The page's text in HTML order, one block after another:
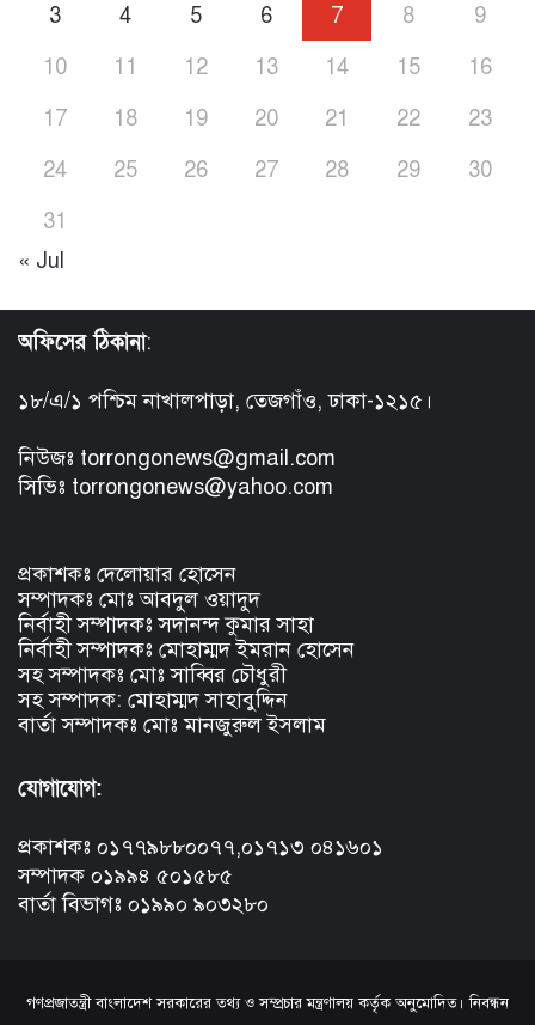
3
4 5 6 7 8
9
10
11 12 13 14 15
16
17
18 19 20 21 22
23
24
25 26 27 28 29
30
31
« Jul
অফিসের ঠিকানা:
১৮/এ/১ পশ্চিম নাখালপাড়া, তেজগাঁও, ঢাকা-১২১৫।
নিউজঃ torrongonews@gmail.com
সিভিঃ torrongonews@yahoo.com
প্রকাশকঃ দেলোয়ার হোসেন
সম্পাদকঃ মোঃ আবদুল ওয়াদুদ
নির্বাহী সম্পাদকঃ সদানন্দ কুমার সাহা
নির্বাহী সম্পাদকঃ মোহাম্মদ ইমরান হোসেন
সহ সম্পাদকঃ মোঃ সাব্বির চৌধুরী
সহ সম্পাদক: মোহাম্মদ সাহাবুদ্দিন
বার্তা সম্পাদকঃ মোঃ মানজুরুল ইসলাম
যোগাযোগ:
প্রকাশকঃ ০১৭৭৯৮৮০০৭৭,০১৭১৩ ০৪১৬০১
সম্পাদক ০১৯৯৪ ৫০১৫৮৫
বার্তা বিভাগঃ ০১৯৯০ ৯০৩২৮০
গণপ্রজাতন্ত্রী বাংলাদেশ সরকারের তথ্য ও সম্প্রচার মন্ত্রণালয় কর্তৃক অনুমোদিত। নিবন্ধন